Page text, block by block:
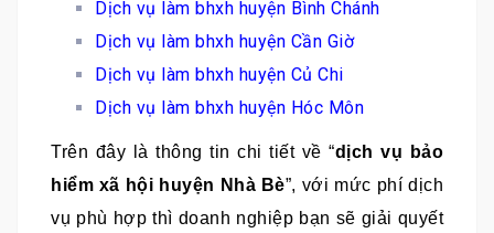
Dịch vụ làm bhxh huyện Bình Chánh
Dịch vụ làm bhxh huyện Cần Giờ
Dịch vụ làm bhxh huyện Củ Chi
Dịch vụ làm bhxh huyện Hóc Môn
Trên đây là thông tin chi tiết về “dịch vụ bảo
hiểm xã hội huyện Nhà Bè”, với mức phí dịch
vụ phù hợp thì doanh nghiệp bạn sẽ giải quyết